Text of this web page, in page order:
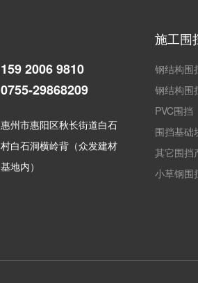
159 2006 9810
0755-29868209
惠州市惠阳区秋长街道白石
村白石洞横岭背（众发建材
基地内）
施工围
钢结构围
钢结构围
PVC围挡
围挡基础
其它围挡
小草钢围